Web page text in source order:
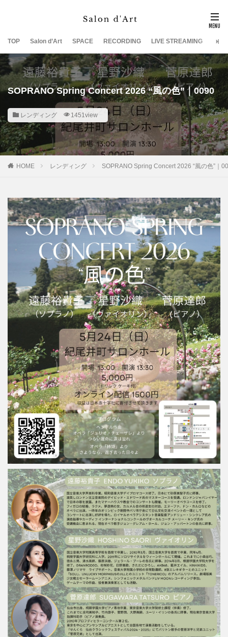
TOP Salon d’Art SPACE RECORDING LIVE STREAMING
SOPRANO Spring Concert 2026 “風の色”｜0090
レンディング 1451view
HOME レンディング SOPRANO Spring Concert 2026 “風の色”｜